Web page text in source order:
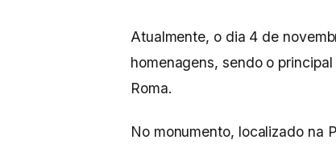
Atualmente, o dia 4 de
homenagens, sendo o
Roma.
No monumento, localizado na